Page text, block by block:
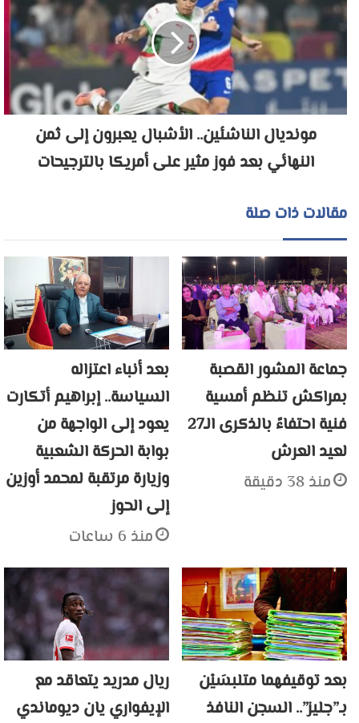
مونديال الناشئين.. الأشبال يعبرون إلى ثمن
النهائي بعد فوز مثير على أمريكا بالترجيحات
مقالات ذات صلة
جماعة المشور القصبة
بمراكش تنظم أمسية
فنية احتفاءً بالذكرى الـ27
لعيد العرش
منذ 38 دقيقة
بعد أنباء اعتزاله
السياسة.. إبراهيم أتكارت
يعود إلى الواجهة من
بوابة الحركة الشعبية
وزيارة مرتقبة لمحمد أوزين
إلى الحوز
منذ 6 ساعات
بعد توقيفهما متلبسَيْن
بـ”جليز”.. السجن النافذ
ريال مدريد يتعاقد مع
الإيفواري يان ديوماندي